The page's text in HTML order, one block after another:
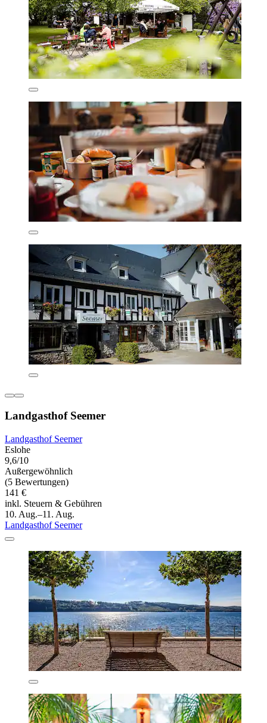
Landgasthof Seemer
Landgasthof Seemer
Eslohe
9,6/10
Außergewöhnlich
(5 Bewertungen)
141 €
inkl. Steuern & Gebühren
10. Aug.–11. Aug.
Landgasthof Seemer